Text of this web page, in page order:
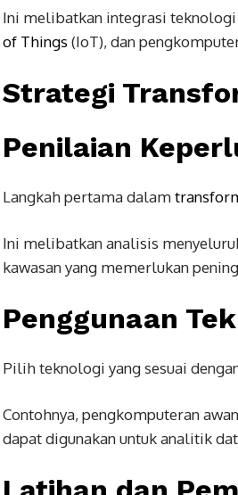
Ini melibatkan integrasi teknologi
of Things (IoT), dan
Strategi
Penilaian
Langkah pertama dalam
Ini melibatkan analisis
kawasan yang memerlukan
Penggunaan
Pilih teknologi yang sesuai
Contohnya, pengkomputeran
dapat digunakan untuk analitik